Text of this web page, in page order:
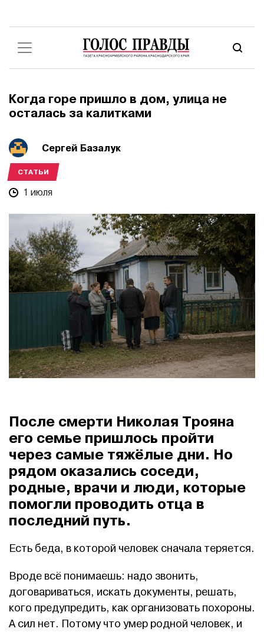
Когда горе пришло в дом, улица не
осталась за калитками
Сергей Базалук
СТАТЬИ
1 июля
После смерти Николая Трояна
его семье пришлось пройти
через самые тяжёлые дни. Но
рядом оказались соседи,
родные, врачи и люди, которые
помогли проводить отца в
последний путь.
Есть беда, в которой человек сначала теряется.
Вроде всё понимаешь: надо звонить,
договариваться, искать документы, решать,
кого предупредить, как организовать похороны.
А сил нет. Потому что умер родной человек, и